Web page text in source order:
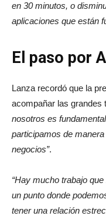
en 30 minutos, o
aplicaciones que están
El paso por
Lanza recordó que la
acompañar las grandes
nosotros es
participamos de
negocios”.
“Hay mucho trabajo
un punto donde
tener una relación